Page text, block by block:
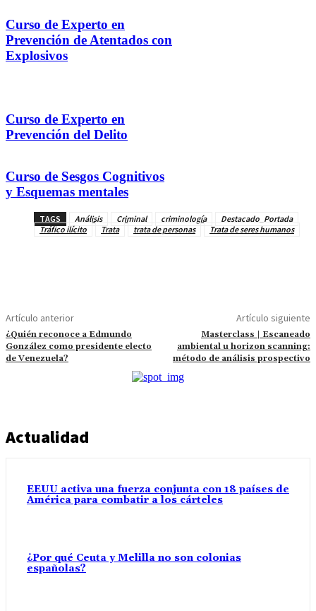
Curso de Experto en
Prevención de Atentados con
Explosivos
Curso de Experto en
Prevención del Delito
Curso de Sesgos Cognitivos
y Esquemas mentales
TAGS Análisis Criminal criminología
Destacado_Portada
Tráfico ilícito
Trata trata de personas Trata de seres humanos
Artículo anterior
¿Quién reconoce a Edmundo
González como presidente electo
de Venezuela?
Artículo siguiente
Masterclass | Escaneado
ambiental u horizon scanning:
método de análisis prospectivo
Actualidad
EEUU activa una fuerza conjunta con 18 países de
América para combatir a los cárteles
¿Por qué Ceuta y Melilla no son colonias
españolas?